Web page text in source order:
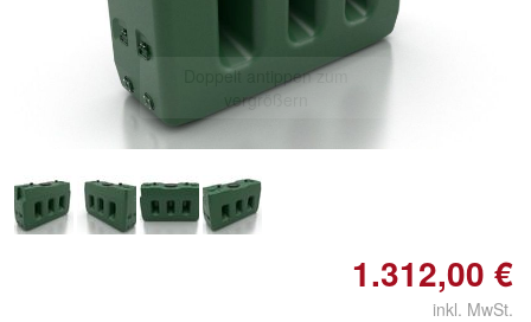
Doppelt antippen zum
vergrößern
1.312,00 €
inkl. MwSt.